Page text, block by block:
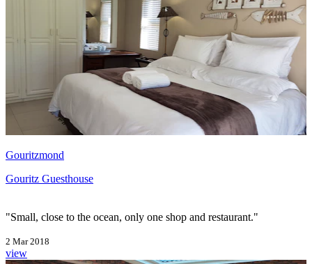
Gouritzmond
Gouritz Guesthouse
"Small, close to the ocean, only one shop and restaurant."
2 Mar 2018
view